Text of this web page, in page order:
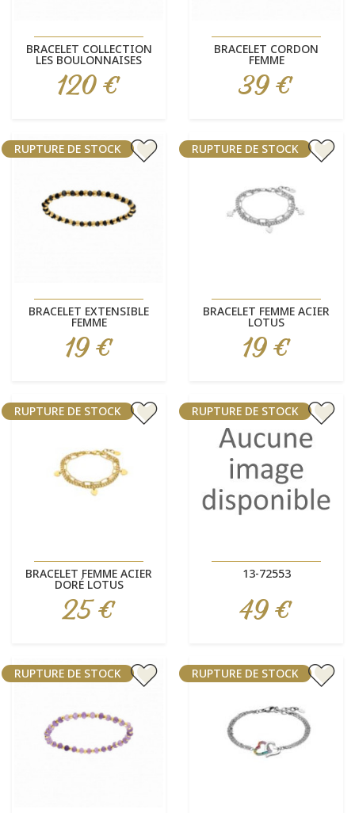
BRACELET COLLECTION
LES BOULONNAISES
Prix
120 €
BRACELET CORDON
FEMME
Prix
39 €
BRACELET EXTENSIBLE
FEMME
Prix
19 €
RUPTURE DE STOCK
BRACELET FEMME ACIER
LOTUS
Prix
19 €
RUPTURE DE STOCK
BRACELET FEMME ACIER
DORÉ LOTUS
Prix
25 €
RUPTURE DE STOCK
13-72553
Prix
49 €
RUPTURE DE STOCK
RUPTURE DE STOCK RUPTURE DE STOCK